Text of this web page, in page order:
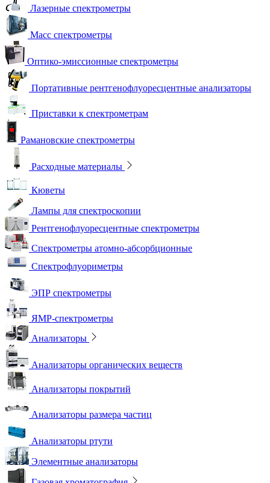
Лазерные спектрометры
Масс спектрометры
Оптико-эмиссионные спектрометры
Портативные рентгенофлуоресцентные анализаторы
Приставки к спектрометрам
Рамановские спектрометры
Расходные материалы
Кюветы
Лампы для спектроскопии
Рентгенофлуоресцентные спектрометры
Спектрометры атомно-абсорбционные
Спектрофлуориметры
ЭПР спектрометры
ЯМР-спектрометры
Анализаторы
Анализаторы органических веществ
Анализаторы покрытий
Анализаторы размера частиц
Анализаторы ртути
Элементные анализаторы